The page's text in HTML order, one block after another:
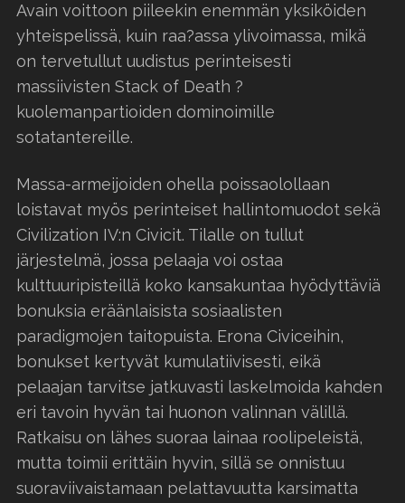
Avain voittoon piileekin enemmän yksiköiden
yhteispelissä, kuin raa?assa ylivoimassa, mikä
on tervetullut uudistus perinteisesti
massiivisten Stack of Death ?
kuolemanpartioiden dominoimille
sotatantereille.
Massa-armeijoiden ohella poissaolollaan
loistavat myös perinteiset hallintomuodot sekä
Civilization IV:n Civicit. Tilalle on tullut
järjestelmä, jossa pelaaja voi ostaa
kulttuuripisteillä koko kansakuntaa hyödyttäviä
bonuksia eräänlaisista sosiaalisten
paradigmojen taitopuista. Erona Civiceihin,
bonukset kertyvät kumulatiivisesti, eikä
pelaajan tarvitse jatkuvasti laskelmoida kahden
eri tavoin hyvän tai huonon valinnan välillä.
Ratkaisu on lähes suoraa lainaa roolipeleistä,
mutta toimii erittäin hyvin, sillä se onnistuu
suoraviivaistamaan pelattavuutta karsimatta